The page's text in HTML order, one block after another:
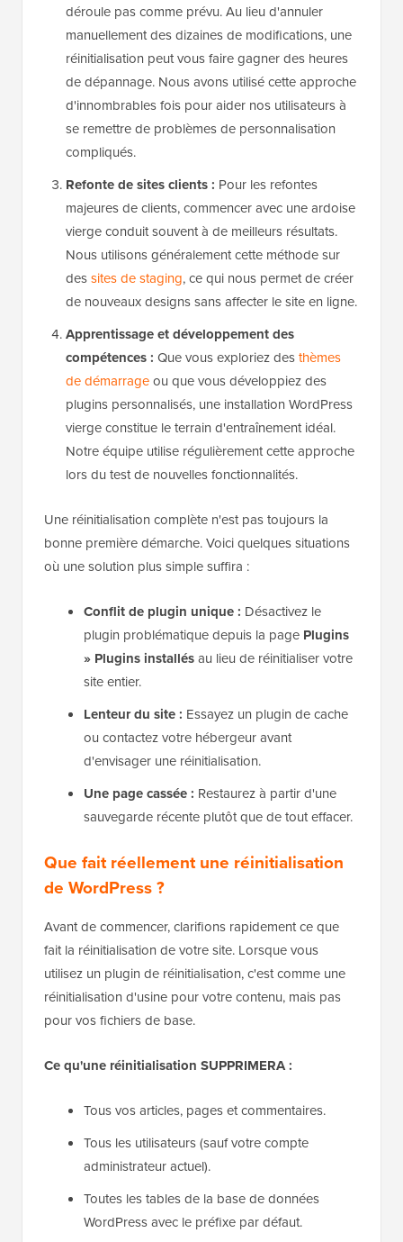
déroule pas comme prévu. Au lieu d'annuler
manuellement des dizaines de modifications, une
réinitialisation peut vous faire gagner des heures
de dépannage. Nous avons utilisé cette approche
d'innombrables fois pour aider nos utilisateurs à
se remettre de problèmes de personnalisation
compliqués.
Refonte de sites clients : Pour les refontes
majeures de clients, commencer avec une ardoise
vierge conduit souvent à de meilleurs résultats.
Nous utilisons généralement cette méthode sur
dessites de staging, ce qui nous permet de créer
de nouveaux designs sans affecter le site en ligne.
Apprentissage et développement des
compétences : Que vous exploriez desthèmes
de démarrageou que vous développiez des
plugins personnalisés, une installation WordPress
vierge constitue le terrain d'entraînement idéal.
Notre équipe utilise régulièrement cette approche
lors du test de nouvelles fonctionnalités.
Une réinitialisation complète n'est pas toujours la
bonne première démarche. Voici quelques situations
où une solution plus simple suffira :
Conflit de plugin unique : Désactivez le
plugin problématique depuis la page Plugins
» Plugins installésau lieu de réinitialiser votre
site entier.
Lenteur du site : Essayez un plugin de cache
ou contactez votre hébergeur avant
d'envisager une réinitialisation.
Une page cassée : Restaurez à partir d'une
sauvegarde récente plutôt que de tout effacer.
Que fait réellement une réinitialisation
de WordPress ?
Avant de commencer, clarifions rapidement ce que
fait la réinitialisation de votre site. Lorsque vous
utilisez un plugin de réinitialisation, c'est comme une
réinitialisation d'usine pour votre contenu, mais pas
pour vos fichiers de base.
Ce qu'une réinitialisation SUPPRIMERA :
Tous vos articles, pages et commentaires.
Tous les utilisateurs (sauf votre compte
administrateur actuel).
Toutes les tables de la base de données
WordPress avec le préfixe par défaut.